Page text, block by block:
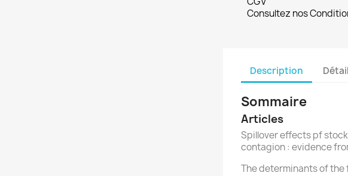
Consultez nos
Description
Sommaire
Articles
Spillover effects pf
contagion : evidence
The determinants of